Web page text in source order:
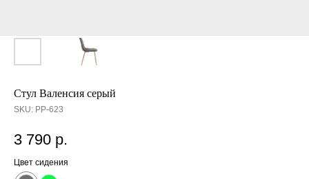
Стул Валенсия серый
SKU: PP-623
3 790 р.
Цвет сидения